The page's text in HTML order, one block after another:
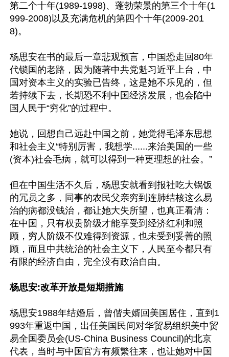
第二个十年(1989-1998)、蓬勃荣景的第三个十年(1
999-2008)以及充满危机的第四个十年(2009-201
8)。
杨思安在书的最后一章悲观预言，中国恐走回80年
代锁国的老路，因为随著中共党魁习近平上台，中
国对资本主义的实验已告终，这是她不乐见的，但
若持续下去，长期恐不利中国经济发展，也会陷中
国人民于“穷化”的过程中。
她说，回想自己远赴中国之前，她觉得毛泽东思想
和社会主义“特别厉害，我想学......来治美国的一些
(资本)社会毛病，就可以得到一种更理想的社会。”
但在中国生活不久后，杨思安就看到报社吃大锅饭
的冗员之多，同事的农民父亲穷到连肺结核这么易
治的病都没钱治，都让她大失所望，也真正看清：
在中国，只有权贵阶级才能享受到经济红利和照
顾，穷人阶级不仅难得到资源，也未受到妥善的照
顾，而且中共统治的社会主义下，人民至今都只有
有限的经济自由，完全没有政治自由。
杨思安:改革开放是短期措施
杨思安1988年结婚后，曾偕夫婿回美国居住，直到1
993年重返中国，出任美国民间对华贸易组织美中贸
易全国委员会(US-China Business Council)的北京
代表，当时与中国官方有频繁往来，也让她对中国